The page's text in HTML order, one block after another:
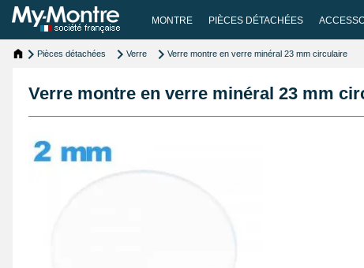
MONTRE PIÈCES DÉTACHÉES
Pièces détachées Verre Verre montre en verre minéral 23 mm circulaire
Verre montre en verre minéral 23 mm